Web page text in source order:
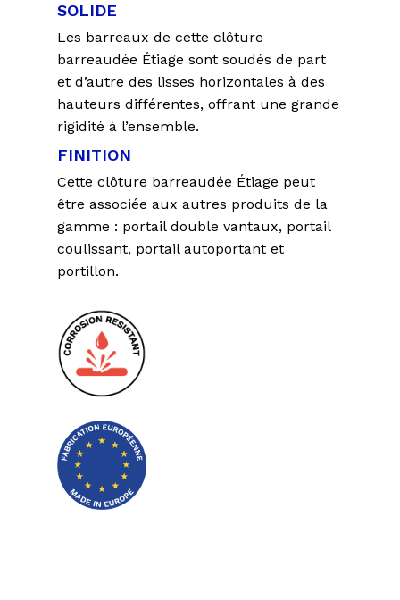
SOLIDE
Les barreaux de cette clôture
barreaudée Étiage sont soudés de part
et d’autre des lisses horizontales à des
hauteurs différentes, offrant une grande
rigidité à l’ensemble.
FINITION
Cette clôture barreaudée Étiage peut
être associée aux autres produits de la
gamme : portail double vantaux, portail
coulissant, portail autoportant et
portillon.